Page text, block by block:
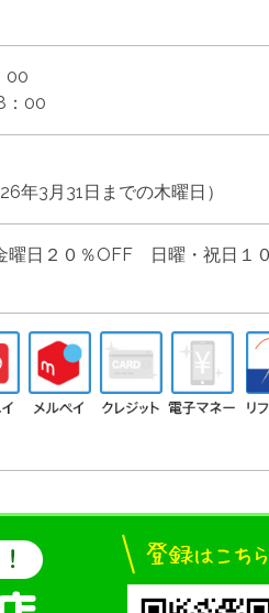
00
：00
年3月31日までの木曜日）
日２０％OFF 日曜・祝日１